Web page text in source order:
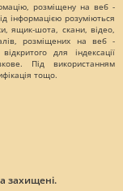
розміщену на веб -
інформацією розуміються
ящик-шота, скани, відео,
розміщених на веб -
для індексації
Під використанням
тощо.
захищені.